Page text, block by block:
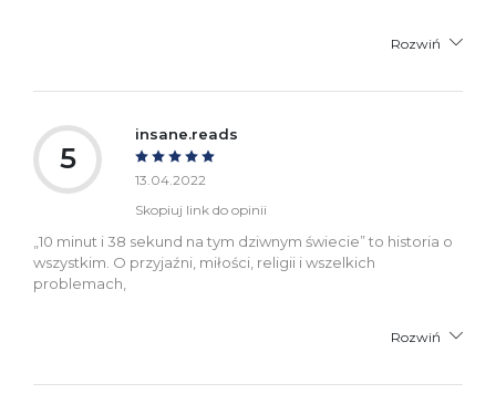
Rozwiń
5
insane.reads
13.04.2022
Skopiuj link do opinii
„10 minut i 38 sekund na tym dziwnym świecie” to historia o
wszystkim. O przyjaźni, miłości, religii i wszelkich
problemach,
Rozwiń